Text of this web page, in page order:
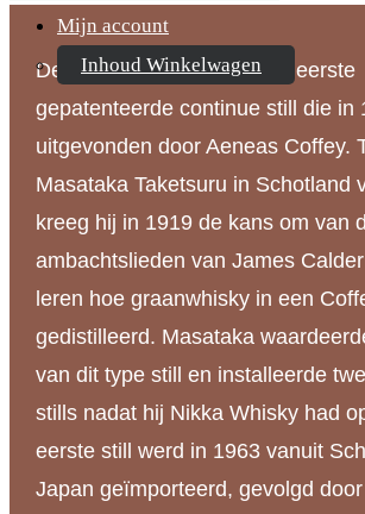
Mijn account
Inhoud Winkelwagen
Coffey
Malt
aantal
De Coffey still is ’s werelds eerste
gepatenteerde continue still die in
uitgevonden door Aeneas Coffey.
Masataka Taketsuru in Schotland
kreeg hij in 1919 de kans om van
ambachtslieden van James
leren hoe graanwhisky in een
gedistilleerd. Masataka
van dit type still en installeerde
stills nadat hij Nikka Whisky had
eerste still werd in 1963 vanuit
Japan geïmporteerd, gevolgd